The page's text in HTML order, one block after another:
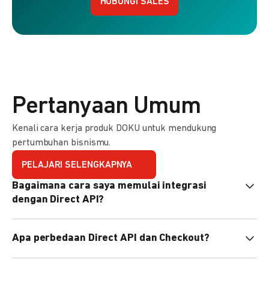
HUBUNGI SALES
Pertanyaan Umum
Kenali cara kerja produk DOKU untuk mendukung
pertumbuhan bisnismu.
PELAJARI SELENGKAPNYA
Bagaimana cara saya memulai integrasi
dengan Direct API?
pemrograman untuk membantu integrasi Anda. Pelajari
Apa perbedaan Direct API dan Checkout?